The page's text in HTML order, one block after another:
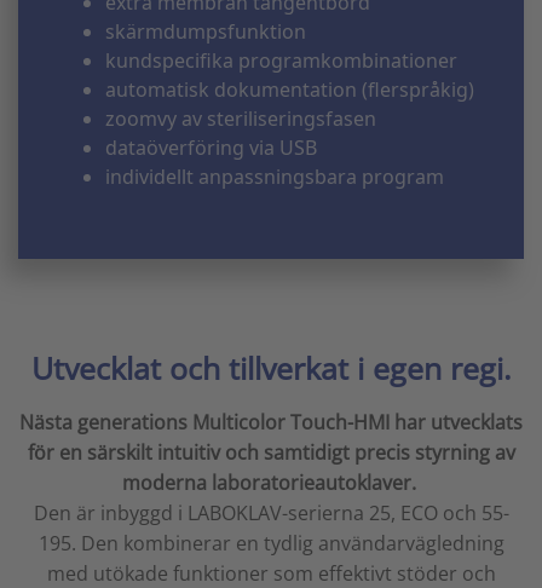
skärmdumpsfunktion
kundspecifika programkombinationer
automatisk dokumentation (flerspråkig)
zoomvy av steriliseringsfasen
dataöverföring via USB
individellt anpassningsbara program
Utvecklat och tillverkat i egen regi.
Nästa generations Multicolor Touch-HMI har utvecklats
för en särskilt intuitiv och samtidigt precis styrning av
moderna laboratorieautoklaver.
Den är inbyggd i LABOKLAV-serierna 25, ECO och 55-
195. Den kombinerar en tydlig användarvägledning
med utökade funktioner som effektivt stöder och